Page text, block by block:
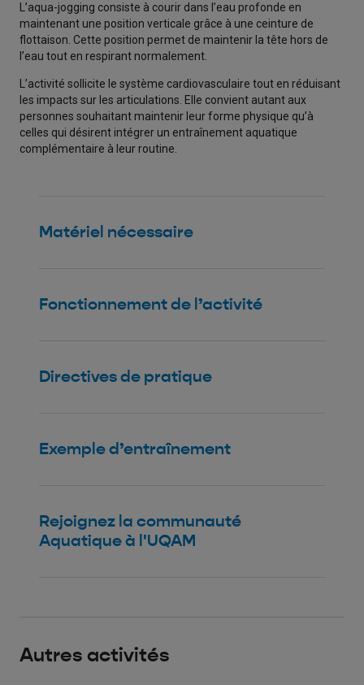
L’aqua-jogging consiste à courir dans l’eau profonde en
maintenant une position verticale grâce à une ceinture de
flottaison. Cette position permet de maintenir la tête hors de
l’eau tout en respirant normalement.
L’activité sollicite le système cardiovasculaire tout en réduisant
les impacts sur les articulations. Elle convient autant aux
personnes souhaitant maintenir leur forme physique qu’à
celles qui désirent intégrer un entraînement aquatique
complémentaire à leur routine.
Matériel nécessaire
Fonctionnement de l’activité
Directives de pratique
Exemple d’entraînement
Rejoignez la communauté
Aquatique à l'UQAM
Autres activités